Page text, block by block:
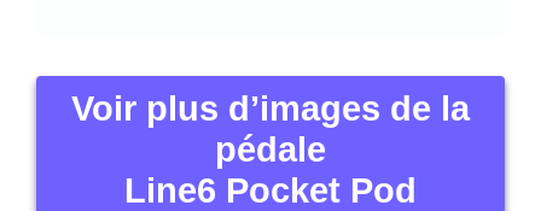
Voir plus d’images de la
pédale
Line6 Pocket Pod